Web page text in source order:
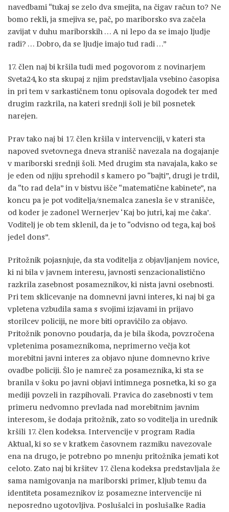
navedbami “tukaj se zelo dva smejita, na čigav račun to? Ne
bomo rekli, ja smejiva se, pač, po mariborsko sva začela
zavijat v duhu mariborskih … A ni lepo da se imajo ljudje
radi? … Dobro, da se ljudje imajo tud radi …”
17. člen naj bi kršila tudi med pogovorom z novinarjem
Sveta24, ko sta skupaj z njim predstavljala vsebino časopisa
in pri tem v sarkastičnem tonu opisovala dogodek ter med
drugim razkrila, na kateri srednji šoli je bil posnetek
narejen.
Prav tako naj bi 17. člen kršila v intervenciji, v kateri sta
napoved svetovnega dneva stranišč navezala na dogajanje
v mariborski srednji šoli. Med drugim sta navajala, kako se
je eden od njiju sprehodil s kamero po “bajti”, drugi je trdil,
da “to rad dela” in v bistvu išče “matematične kabinete”, na
koncu pa je pot voditelja/snemalca zanesla še v stranišče,
od koder je zadonel Wernerjev ‘Kaj bo jutri, kaj me čaka’.
Voditelj je ob tem sklenil, da je to “odvisno od tega, kaj boš
jedel dons”.
Pritožnik pojasnjuje, da sta voditelja z objavljanjem novice,
ki ni bila v javnem interesu, javnosti senzacionalistično
razkrila zasebnost posameznikov, ki nista javni osebnosti.
Pri tem sklicevanje na domnevni javni interes, ki naj bi ga
vpletena vzbudila sama s svojimi izjavami in prijavo
storilcev policiji, ne more biti opravičilo za objavo.
Pritožnik ponovno poudarja, da je bila škoda, povzročena
vpletenima posameznikoma, neprimerno večja kot
morebitni javni interes za objavo njune domnevno krive
ovadbe policiji. Šlo je namreč za posameznika, ki sta se
branila v šoku po javni objavi intimnega posnetka, ki so ga
mediji povzeli in razpihovali. Pravica do zasebnosti v tem
primeru nedvomno prevlada nad morebitnim javnim
interesom, še dodaja pritožnik, zato so voditelja in urednik
kršili 17. člen kodeksa. Intervencije v program Radia
Aktual, ki so se v kratkem časovnem razmiku navezovale
ena na drugo, je potrebno po mnenju pritožnika jemati kot
celoto. Zato naj bi kršitev 17. člena kodeksa predstavljala že
sama namigovanja na mariborski primer, kljub temu da
identiteta posameznikov iz posamezne intervencije ni
neposredno ugotovljiva. Poslušalci in poslušalke Radia